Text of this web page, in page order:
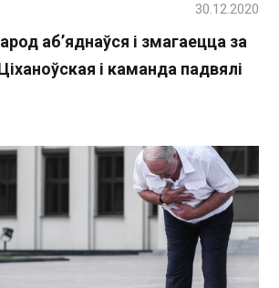
аб’яднаўся і змагаецца за
і каманда падвялі
30.12.2020